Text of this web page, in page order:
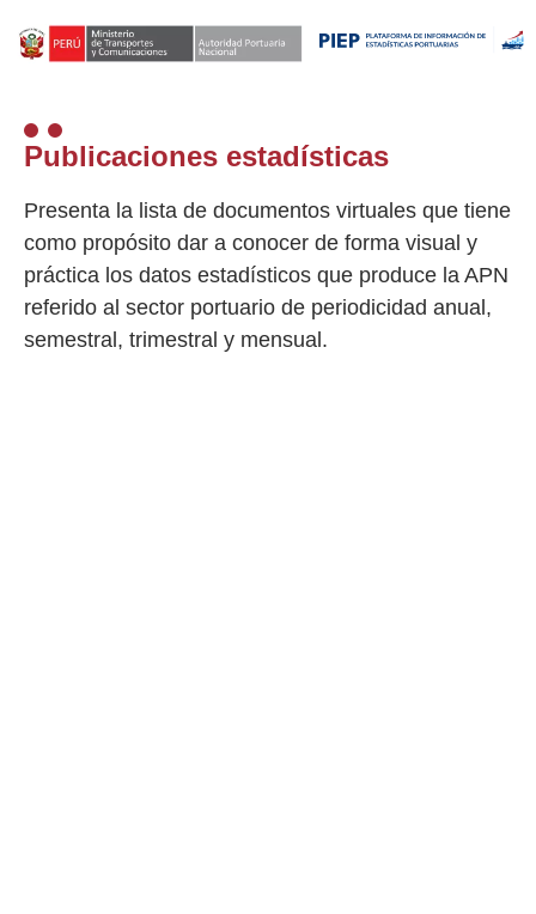
Publicaciones estadísticas
Presenta la lista de documentos virtuales que tiene
como propósito dar a conocer de forma visual y
práctica los datos estadísticos que produce la APN
referido al sector portuario de periodicidad anual,
semestral, trimestral y mensual.